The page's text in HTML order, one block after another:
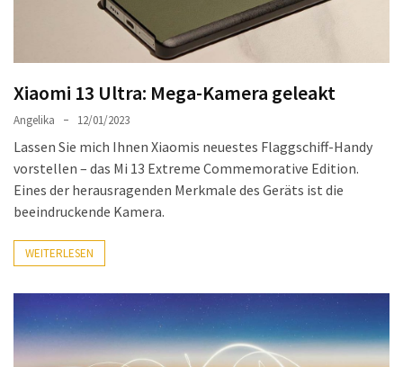
Handytarif
Angebote
(19)
Handytarif-
Vergleich
(18)
Xiaomi 13 Ultra: Mega-Kamera geleakt
Angelika 12/01/2023
Lassen Sie mich Ihnen Xiaomis neuestes Flaggschiff-Handy
vorstellen – das Mi 13 Extreme Commemorative Edition.
Eines der herausragenden Merkmale des Geräts ist die
beeindruckende Kamera.
WEITERLESEN